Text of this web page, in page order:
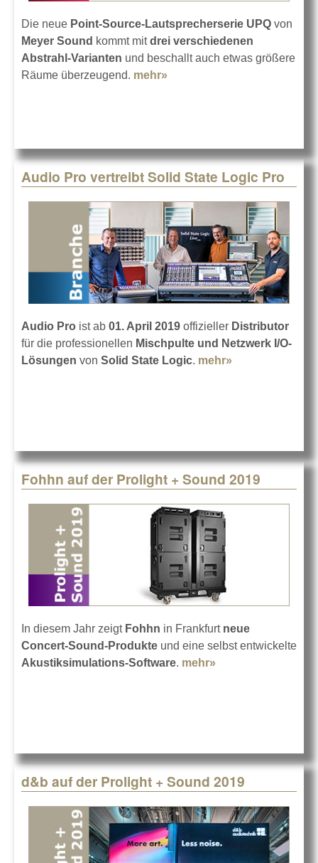
Die neue Point-Source-Lautsprecherserie UPQ von
Meyer Sound kommt mitdrei verschiedenen
Abstrahl-Varianten und beschallt auch etwas größere
Räume überzeugend. mehr»
Audio Pro vertreibt Solid State Logic Pro
Audio Pro ist ab 01. April 2019 offizieller Distributor
für die professionellen Mischpulte und Netzwerk I/O-
Lösungen von Solid State Logic. mehr»
Fohhn auf der Prolight + Sound 2019
In diesem Jahr zeigt Fohhn in Frankfurt neue
Concert-Sound-Produkte und eine selbst entwickelte
Akustiksimulations-Software. mehr»
d&b auf der Prolight + Sound 2019